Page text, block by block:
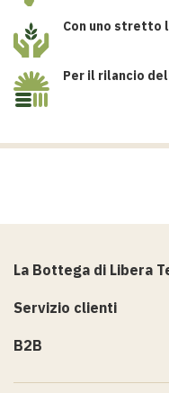
Con uno stretto
Per il rilancio
La Bottega di Libera
Servizio clienti
B2B